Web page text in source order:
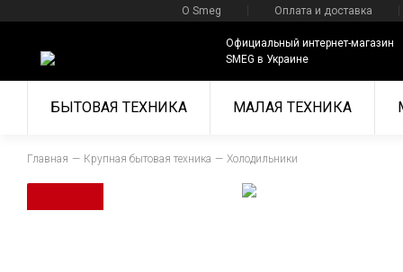
О Smeg Оплата и доставка
Официальный интернет-магазин
SMEG в Украине
БЫТОВАЯ ТЕХНИКА МАЛАЯ ТЕХНИКА
Главная Крупная бытовая техника Холодильники